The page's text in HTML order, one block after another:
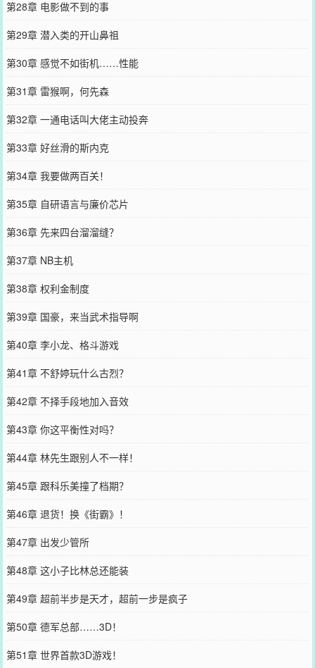
第28章 电影做不到的事
第29章 潜入类的开山鼻祖
第30章 感觉不如街机……性能
第31章 雷猴啊，何先森
第32章 一通电话叫大佬主动投奔
第33章 好丝滑的斯内克
第34章 我要做两百关！
第35章 自研语言与廉价芯片
第36章 先来四台溜溜缝？
第37章 NB主机
第38章 权利金制度
第39章 国豪，来当武术指导啊
第40章 李小龙、格斗游戏
第41章 不舒婷玩什么古烈？
第42章 不择手段地加入音效
第43章 你这平衡性对吗？
第44章 林先生跟别人不一样！
第45章 跟科乐美撞了档期？
第46章 退货！换《街霸》！
第47章 出发少管所
第48章 这小子比林总还能装
第49章 超前半步是天才，超前一步是疯子
第50章 德军总部……3D！
第51章 世界首款3D游戏！